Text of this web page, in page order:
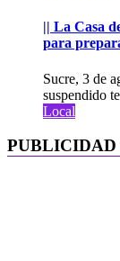
|| La Casa
para
Sucre, 3 de
suspendido
Local
PUBLICIDAD